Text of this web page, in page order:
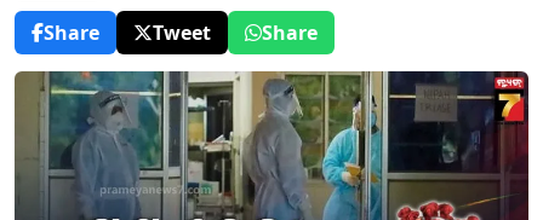
Share
Tweet Share